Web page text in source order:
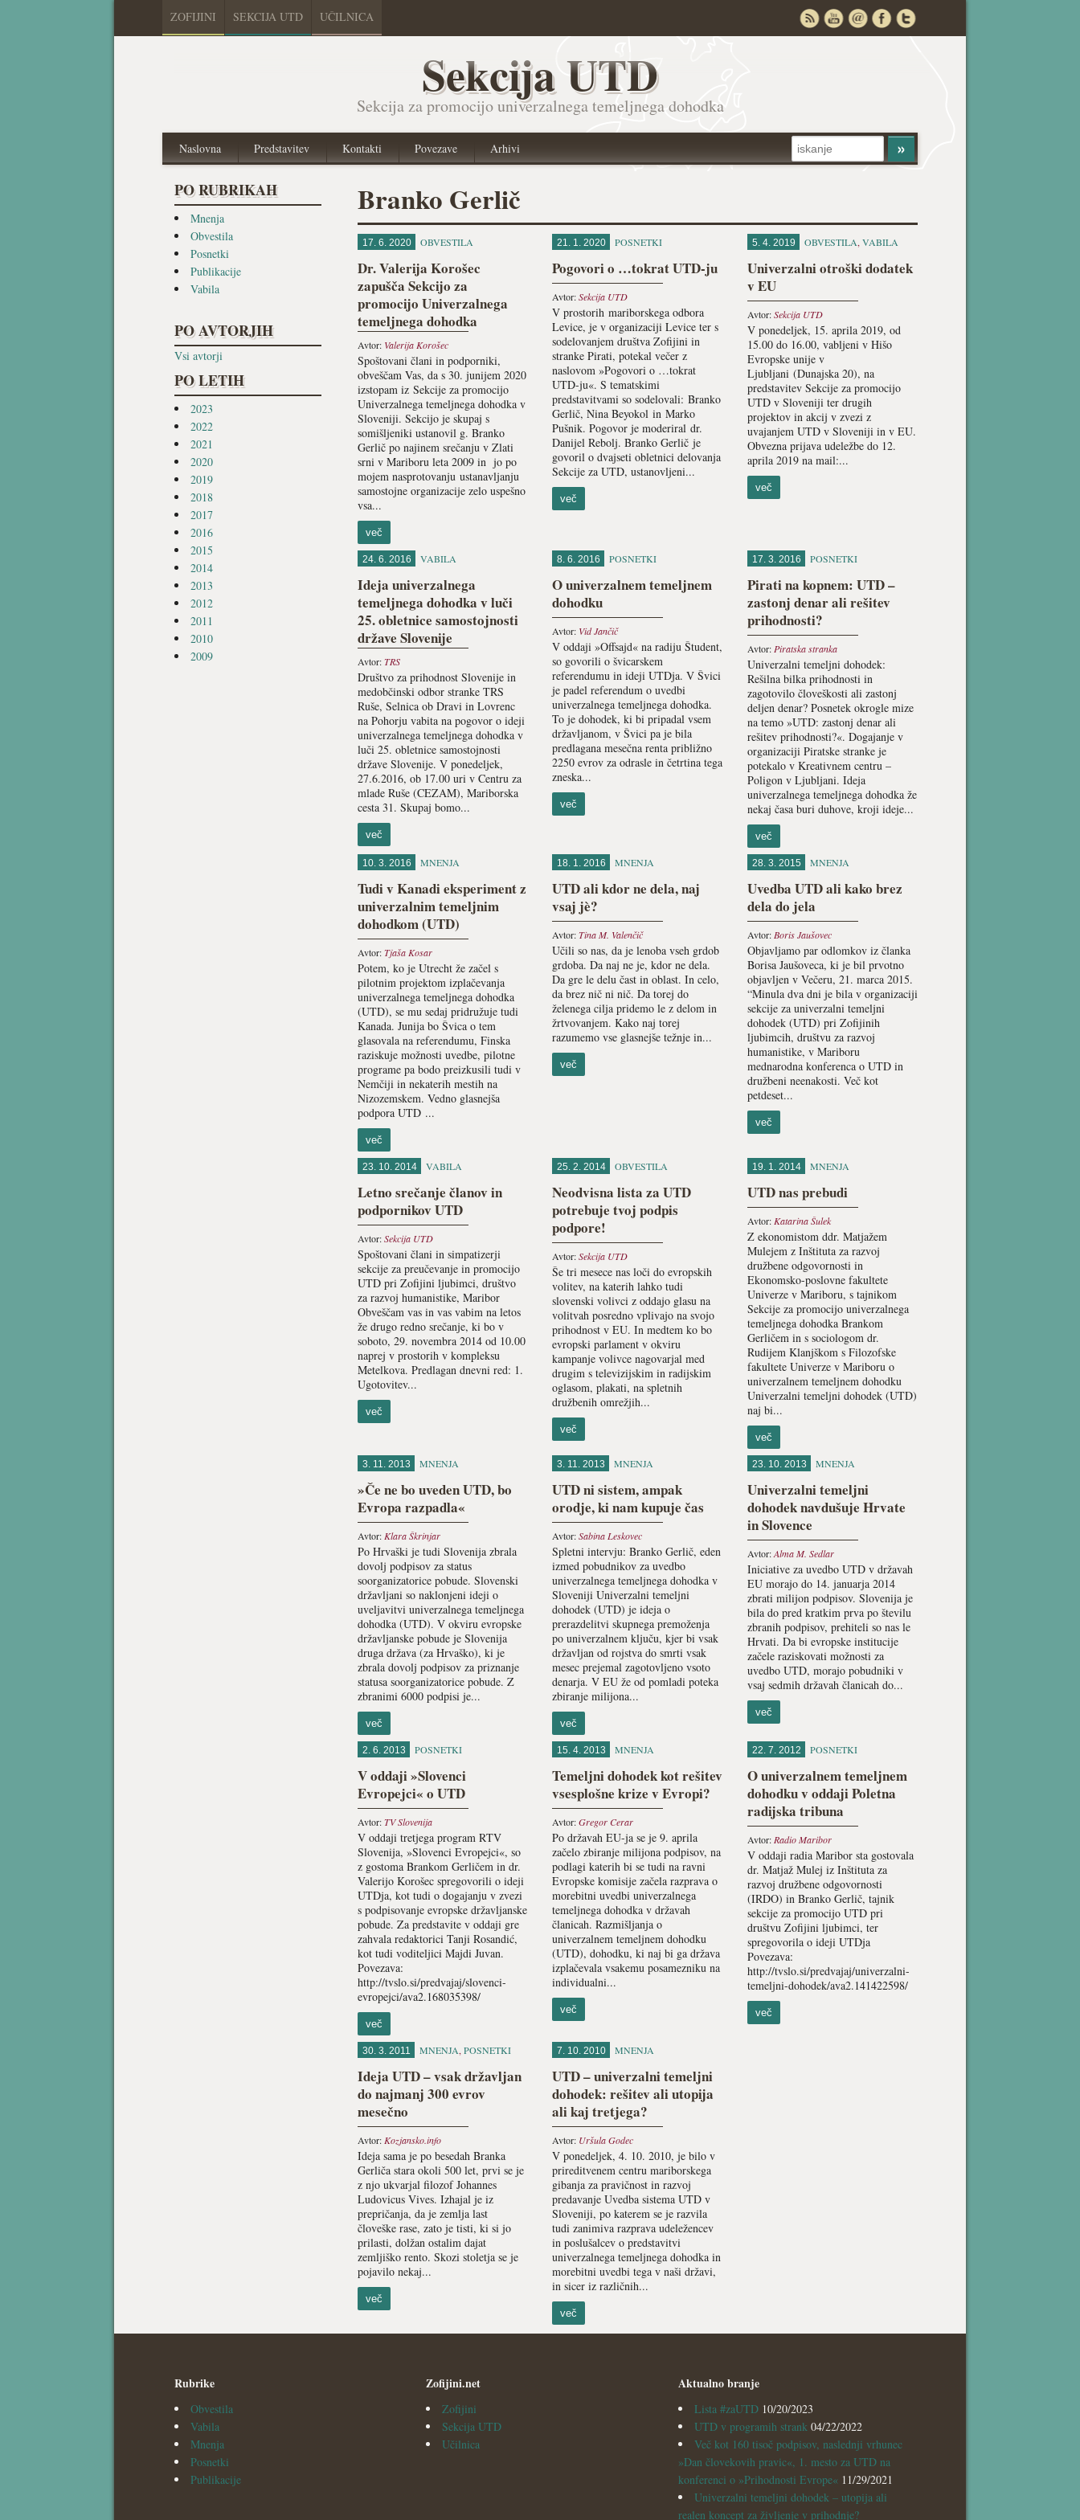
ZOFIJINI SEKCIJA UTD UČILNICA
Sekcija UTD
Sekcija za promocijo univerzalnega temeljnega dohodka
Naslovna Predstavitev Kontakti Povezave Arhivi
PO RUBRIKAH
Mnenja
Obvestila
Posnetki
Publikacije
Vabila
PO AVTORJIH
Vsi avtorji
PO LETIH
2023
2022
2021
2020
2019
2018
2017
2016
2015
2014
2013
2012
2011
2010
2009
Branko Gerlič
17. 6. 2020 OBVESTILA
Dr. Valerija Korošec
zapušča Sekcijo za
promocijo Univerzalnega
temeljnega dohodka
Avtor: Valerija Korošec
Spoštovani člani in podporniki,
obveščam Vas, da s 30. junijem 2020
izstopam iz Sekcije za promocijo
Univerzalnega temeljnega dohodka v
Sloveniji. Sekcijo je skupaj s
somišljeniki ustanovil g. Branko
Gerlič po najinem srečanju v Zlati
srni v Mariboru leta 2009 in jo po
mojem nasprotovanju ustanavljanju
samostojne organizacije zelo uspešno
vsa...
več
21. 1. 2020 POSNETKI
Pogovori o …tokrat UTD-ju
Avtor:Sekcija UTD
V prostorih mariborskega odbora
Levice, je v organizaciji Levice ter s
sodelovanjem društva Zofijini in
stranke Pirati, potekal večer z
naslovom »Pogovori o …tokrat
UTD-ju«. S tematskimi
predstavitvami so sodelovali: Branko
Gerlič, Nina Beyokol in Marko
Pušnik. Pogovor je moderiral dr.
Danijel Rebolj. Branko Gerlič je
govoril o dvajseti obletnici delovanja
Sekcije za UTD, ustanovljeni...
več
5. 4. 2019 OBVESTILA, VABILA
Univerzalni otroški dodatek
v EU
Avtor:Sekcija UTD
V ponedeljek, 15. aprila 2019, od
15.00 do 16.00, vabljeni v Hišo
Evropske unije v
Ljubljani (Dunajska 20), na
predstavitev Sekcije za promocijo
UTD v Sloveniji ter drugih
projektov in akcij v zvezi z
uvajanjem UTD v Sloveniji in v EU.
Obvezna prijava udeležbe do 12.
aprila 2019 na mail:...
več
24. 6. 2016 VABILA
Ideja univerzalnega
temeljnega dohodka v luči
25. obletnice samostojnosti
države Slovenije
Avtor:TRS
Društvo za prihodnost Slovenije in
medobčinski odbor stranke TRS
Ruše, Selnica ob Dravi in Lovrenc
na Pohorju vabita na pogovor o ideji
univerzalnega temeljnega dohodka v
luči 25. obletnice samostojnosti
države Slovenije. V ponedeljek,
27.6.2016, ob 17.00 uri v Centru za
mlade Ruše (CEZAM), Mariborska
cesta 31. Skupaj bomo...
več
8. 6. 2016 POSNETKI
O univerzalnem temeljnem
dohodku
Avtor: Vid Jančič
V oddaji »Offsajd« na radiju Študent,
so govorili o švicarskem
referendumu in ideji UTDja. V Švici
je padel referendum o uvedbi
univerzalnega temeljnega dohodka.
To je dohodek, ki bi pripadal vsem
državljanom, v Švici pa je bila
predlagana mesečna renta približno
2250 evrov za odrasle in četrtina tega
zneska...
več
17. 3. 2016 POSNETKI
Pirati na kopnem: UTD –
zastonj denar ali rešitev
prihodnosti?
Avtor: Piratska stranka
Univerzalni temeljni dohodek:
Rešilna bilka prihodnosti in
zagotovilo človeškosti ali zastonj
deljen denar? Posnetek okrogle mize
na temo »UTD: zastonj denar ali
rešitev prihodnosti?«. Dogajanje v
organizaciji Piratske stranke je
potekalo v Kreativnem centru –
Poligon v Ljubljani. Ideja
univerzalnega temeljnega dohodka že
nekaj časa buri duhove, kroji ideje...
več
10. 3. 2016 MNENJA
Tudi v Kanadi eksperiment z
univerzalnim temeljnim
dohodkom (UTD)
Avtor:Tjaša Kosar
Potem, ko je Utrecht že začel s
pilotnim projektom izplačevanja
univerzalnega temeljnega dohodka
(UTD), se mu sedaj pridružuje tudi
Kanada. Junija bo Švica o tem
glasovala na referendumu, Finska
raziskuje možnosti uvedbe, pilotne
programe pa bodo preizkusili tudi v
Nemčiji in nekaterih mestih na
Nizozemskem. Vedno glasnejša
podpora UTD ...
več
18. 1. 2016 MNENJA
UTD ali kdor ne dela, naj
vsaj jè?
Avtor:Tina M. Valenčič
Učili so nas, da je lenoba vseh grdob
grdoba. Da naj ne je, kdor ne dela.
Da gre le delu čast in oblast. In celo,
da brez nič ni nič. Da torej do
želenega cilja pridemo le z delom in
žrtvovanjem. Kako naj torej
razumemo vse glasnejše težnje in...
več
28. 3. 2015 MNENJA
Uvedba UTD ali kako brez
dela do jela
Avtor: Boris Jaušovec
Objavljamo par odlomkov iz članka
Borisa Jaušoveca, ki je bil prvotno
objavljen v Večeru, 21. marca 2015.
“Minula dva dni je bila v organizaciji
sekcije za univerzalni temeljni
dohodek (UTD) pri Zofijinih
ljubimcih, društvu za razvoj
humanistike, v Mariboru
mednarodna konferenca o UTD in
družbeni neenakosti. Več kot
petdeset...
več
23. 10. 2014 VABILA
Letno srečanje članov in
podpornikov UTD
Avtor:Sekcija UTD
Spoštovani člani in simpatizerji
sekcije za preučevanje in promocijo
UTD pri Zofijini ljubimci, društvo
za razvoj humanistike, Maribor
Obveščam vas in vas vabim na letos
že drugo redno srečanje, ki bo v
soboto, 29. novembra 2014 od 10.00
naprej v prostorih v kompleksu
Metelkova. Predlagan dnevni red: 1.
Ugotovitev...
več
25. 2. 2014 OBVESTILA
Neodvisna lista za UTD
potrebuje tvoj podpis
podpore!
Avtor:Sekcija UTD
Še tri mesece nas loči do evropskih
volitev, na katerih lahko tudi
slovenski volivci z oddajo glasu na
volitvah posredno vplivajo na svojo
prihodnost v EU. In medtem ko bo
evropski parlament v okviru
kampanje volivce nagovarjal med
drugim s televizijskim in radijskim
oglasom, plakati, na spletnih
družbenih omrežjih...
več
19. 1. 2014 MNENJA
UTD nas prebudi
Avtor: Katarina Šulek
Z ekonomistom ddr. Matjažem
Mulejem z Inštituta za razvoj
družbene odgovornosti in
Ekonomsko-poslovne fakultete
Univerze v Mariboru, s tajnikom
Sekcije za promocijo univerzalnega
temeljnega dohodka Brankom
Gerličem in s sociologom dr.
Rudijem Klanjškom s Filozofske
fakultete Univerze v Mariboru o
univerzalnem temeljnem dohodku
Univerzalni temeljni dohodek (UTD)
naj bi...
več
3. 11. 2013 MNENJA
»Če ne bo uveden UTD, bo
Evropa razpadla«
Avtor: Klara Škrinjar
Po Hrvaški je tudi Slovenija zbrala
dovolj podpisov za status
soorganizatorice pobude. Slovenski
državljani so naklonjeni ideji o
uveljavitvi univerzalnega temeljnega
dohodka (UTD). V okviru evropske
državljanske pobude je Slovenija
druga država (za Hrvaško), ki je
zbrala dovolj podpisov za priznanje
statusa soorganizatorice pobude. Z
zbranimi 6000 podpisi je...
več
3. 11. 2013 MNENJA
UTD ni sistem, ampak
orodje, ki nam kupuje čas
Avtor:Sabina Leskovec
Spletni intervju: Branko Gerlič, eden
izmed pobudnikov za uvedbo
univerzalnega temeljnega dohodka v
Sloveniji Univerzalni temeljni
dohodek (UTD) je ideja o
prerazdelitvi skupnega premoženja
po univerzalnem ključu, kjer bi vsak
državljan od rojstva do smrti vsak
mesec prejemal zagotovljeno vsoto
denarja. V EU že od pomladi poteka
zbiranje milijona...
več
23. 10. 2013 MNENJA
Univerzalni temeljni
dohodek navdušuje Hrvate
in Slovence
Avtor:Alma M. Sedlar
Iniciative za uvedbo UTD v državah
EU morajo do 14. januarja 2014
zbrati milijon podpisov. Slovenija je
bila do pred kratkim prva po številu
zbranih podpisov, prehiteli so nas le
Hrvati. Da bi evropske institucije
začele raziskovati možnosti za
uvedbo UTD, morajo pobudniki v
vsaj sedmih državah članicah do...
več
2. 6. 2013 POSNETKI
V oddaji »Slovenci
Evropejci« o UTD
Avtor:TV Slovenija
V oddaji tretjega program RTV
Slovenija, »Slovenci Evropejci«, so
z gostoma Brankom Gerličem in dr.
Valerijo Korošec spregovorili o ideji
UTDja, kot tudi o dogajanju v zvezi
s podpisovanje evropske državljanske
pobude. Za predstavite v oddaji gre
zahvala redaktorici Tanji Rosandić,
kot tudi voditeljici Majdi Juvan.
Povezava:
http://tvslo.si/predvajaj/slovenci-
evropejci/ava2.168035398/
več
15. 4. 2013 MNENJA
Temeljni dohodek kot rešitev
vsesplošne krize v Evropi?
Avtor:Gregor Cerar
Po državah EU-ja se je 9. aprila
začelo zbiranje milijona podpisov, na
podlagi katerih bi se tudi na ravni
Evropske komisije začela razprava o
morebitni uvedbi univerzalnega
temeljnega dohodka v državah
članicah. Razmišljanja o
univerzalnem temeljnem dohodku
(UTD), dohodku, ki naj bi ga država
izplačevala vsakemu posamezniku na
individualni...
več
22. 7. 2012 POSNETKI
O univerzalnem temeljnem
dohodku v oddaji Poletna
radijska tribuna
Avtor: Radio Maribor
V oddaji radia Maribor sta gostovala
dr. Matjaž Mulej iz Inštituta za
razvoj družbene odgovornosti
(IRDO) in Branko Gerlič, tajnik
sekcije za promocijo UTD pri
društvu Zofijini ljubimci, ter
spregovorila o ideji UTDja
Povezava:
http://tvslo.si/predvajaj/univerzalni-
temeljni-dohodek/ava2.141422598/
več
30. 3. 2011 MNENJA, POSNETKI
Ideja UTD – vsak državljan
do najmanj 300 evrov
mesečno
Avtor: Kozjansko.info
Ideja sama je po besedah Branka
Gerliča stara okoli 500 let, prvi se je
z njo ukvarjal filozof Johannes
Ludovicus Vives. Izhajal je iz
prepričanja, da je zemlja last
človeške rase, zato je tisti, ki si jo
prilasti, dolžan ostalim dajat
zemljiško rento. Skozi stoletja se je
pojavilo nekaj...
več
7. 10. 2010 MNENJA
UTD – univerzalni temeljni
dohodek: rešitev ali utopija
ali kaj tretjega?
Avtor: Uršula Godec
V ponedeljek, 4. 10. 2010, je bilo v
prireditvenem centru mariborskega
gibanja za pravičnost in razvoj
predavanje Uvedba sistema UTD v
Sloveniji, po katerem se je razvila
tudi zanimiva razprava udeležencev
in poslušalcev o predstavitvi
univerzalnega temeljnega dohodka in
morebitni uvedbi tega v naši državi,
in sicer iz različnih...
več
Rubrike
Obvestila
Vabila
Mnenja
Posnetki
Publikacije
Zofijini.net
Zofijini
Sekcija UTD
Učilnica
Aktualno branje
Lista #zaUTD 10/20/2023
UTD v programih strank 04/22/2022
Več kot 160 tisoč podpisov, naslednji vrhunec
»Dan človekovih pravic«, 1. mesto za UTD na
konferenci o »Prihodnosti Evrope« 11/29/2021
Univerzalni temeljni dohodek – utopija ali
realen koncept za življenje v prihodnje?